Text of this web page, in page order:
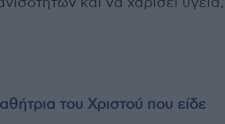
και να χαρίσει υγεία,
του Χριστού που είδε